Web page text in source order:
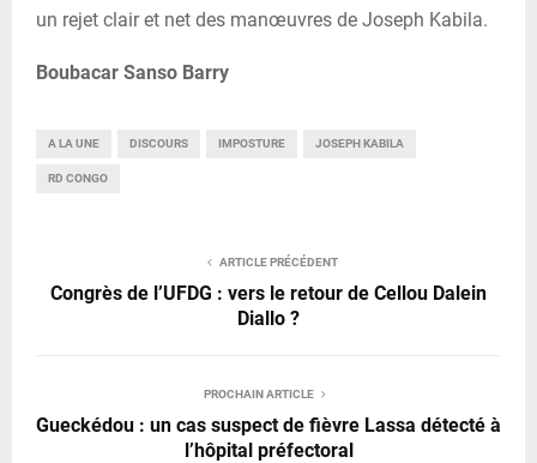
un rejet clair et net des manœuvres de Joseph Kabila.
Boubacar Sanso Barry
A LA UNE DISCOURS IMPOSTURE JOSEPH KABILA
RD CONGO
ARTICLE PRÉCÉDENT
Congrès de l’UFDG : vers le retour de Cellou Dalein
Diallo ?
PROCHAIN ARTICLE
Gueckédou : un cas suspect de fièvre Lassa détecté à
l’hôpital préfectoral